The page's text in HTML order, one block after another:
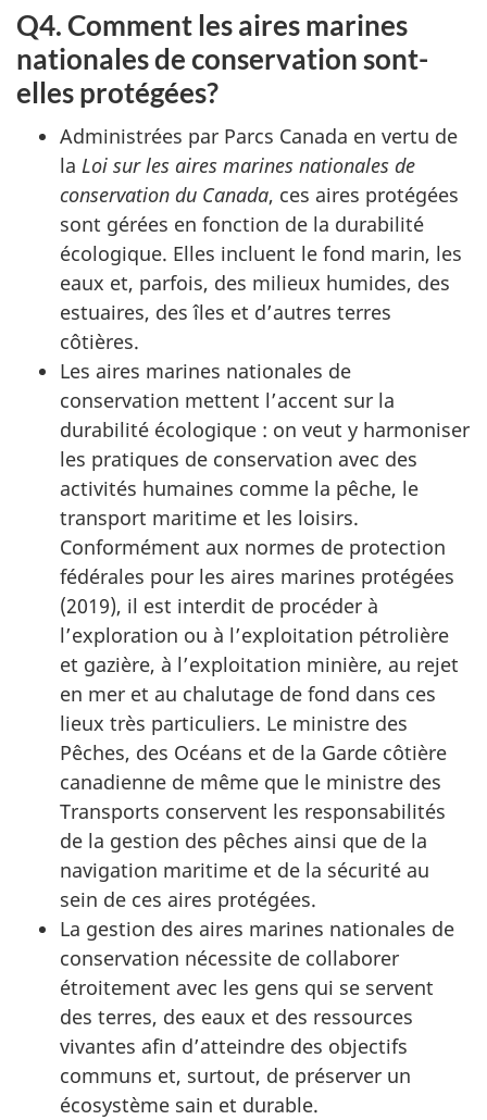
Q4. Comment les aires marines
nationales de conservation sont-
elles protégées?
Administrées par Parcs Canada en vertu de
la Loi sur les aires marines nationales de
conservation du Canada, ces aires protégées
sont gérées en fonction de la durabilité
écologique. Elles incluent le fond marin, les
eaux et, parfois, des milieux humides, des
estuaires, des îles et d’autres terres
côtières.
Les aires marines nationales de
conservation mettent l’accent sur la
durabilité écologique : on veut y harmoniser
les pratiques de conservation avec des
activités humaines comme la pêche, le
transport maritime et les loisirs.
Conformément aux normes de protection
fédérales pour les aires marines protégées
(2019), il est interdit de procéder à
l’exploration ou à l’exploitation pétrolière
et gazière, à l’exploitation minière, au rejet
en mer et au chalutage de fond dans ces
lieux très particuliers. Le ministre des
Pêches, des Océans et de la Garde côtière
canadienne de même que le ministre des
Transports conservent les responsabilités
de la gestion des pêches ainsi que de la
navigation maritime et de la sécurité au
sein de ces aires protégées.
La gestion des aires marines nationales de
conservation nécessite de collaborer
étroitement avec les gens qui se servent
des terres, des eaux et des ressources
vivantes afin d’atteindre des objectifs
communs et, surtout, de préserver un
écosystème sain et durable.